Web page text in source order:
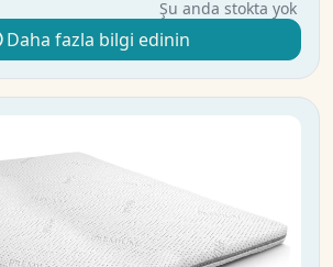
Şu anda stokta yok
Daha fazla bilgi edinin